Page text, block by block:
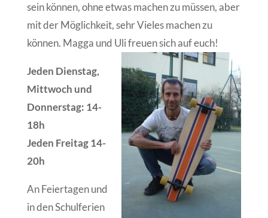
sein können, ohne etwas machen zu müssen, aber
mit der Möglichkeit, sehr Vieles machen zu
können. Magga und Uli freuen sich auf euch!
Jeden Dienstag,
Mittwoch und
Donnerstag: 14-
18h
Jeden Freitag 14-
20h
An Feiertagen und
in den Schulferien